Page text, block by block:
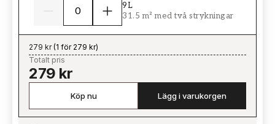
9L
31.5 m² med två strykningar
279 kr(1 för 279 kr)
Totalt pris
279 kr
Köp nu Lägg i varukorgen